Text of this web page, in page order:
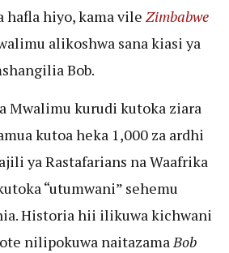
hafla hiyo, kama vile Zimbabwe
alikoshwa sana kiasi ya
Bob.
Mwalimu kurudi kutoka ziara
kutoa heka 1,000 za ardhi
ya Rastafarians na Waafrika
“utumwani” sehemu
Historia hii ilikuwa kichwani
nilipokuwa naitazamaBob